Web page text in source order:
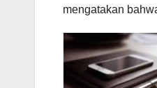
mengatakan